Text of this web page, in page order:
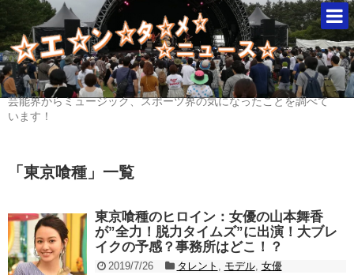
芸能界からミュージック、スポーツ界の気になったことを調べて
います！
「 東京喰種 」 一覧
東京喰種のヒロイン：女優の山本舞香
が”全力！脱力タイムズ”に出演！大ブレ
イクの予感？事務所はどこ！？
2019/7/26 タレント モデル, 女優